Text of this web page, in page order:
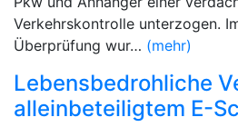
Verkehrskontrolle unterzogen.
Überprüfung wur… (mehr)
Lebensbedrohliche
alleinbeteiligtem E-